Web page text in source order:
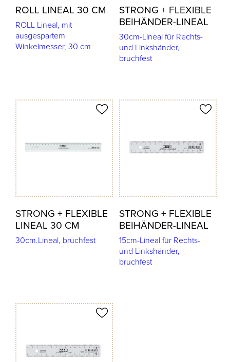
ROLL LINEAL 30 CM
ROLL Lineal, mit
ausgespartem
Winkelmesser, 30 cm
STRONG + FLEXIBLE
BEIHÄNDER-LINEAL
30cm-Lineal für Rechts-
und Linkshänder,
bruchfest
STRONG + FLEXIBLE
LINEAL 30 CM
30cm.Lineal, bruchfest
merken
STRONG + FLEXIBLE
BEIHÄNDER-LINEAL
15cm-Lineal für Rechts-
und Linkshänder,
bruchfest
Produkt merken
merken